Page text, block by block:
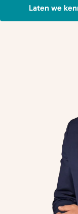
Laten we